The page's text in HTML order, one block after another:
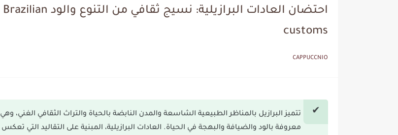
احتضان العادات البرازيلية: نسيج ثقافي من التنوع والود Brazilian
customs
CAPPUCCNIO
تتميز البرازيل بالمناظر الطبيعية الشاسعة والمدن النابضة بالحياة والتراث الثقافي الغني، وهي
معروفة بالود والضيافة والبهجة في الحياة. العادات البرازيلية، المبنية على التقاليد التي تعكس